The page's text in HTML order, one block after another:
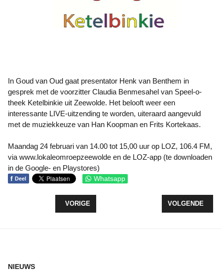
In Goud van Oud gaat presentator Henk van Benthem in
gesprek met de voorzitter Claudia Benmesahel van Speel-o-
theek Ketelbinkie uit Zeewolde. Het belooft weer een
interessante LIVE-uitzending te worden, uiteraard aangevuld
met de muziekkeuze van Han Koopman en Frits Kortekaas.
Maandag 24 februari van 14.00 tot 15,00 uur op LOZ, 106.4 FM,
via www.lokaleomroepzeewolde en de LOZ-app (te downloaden
in de Google- en Playstores)
f Deel Whatsapp
VORIG ARTIKEL: ZAKKEN MET DRUGSAFVAL
VORIGE VOLGENDE
VOLGENDE
NIEUWS